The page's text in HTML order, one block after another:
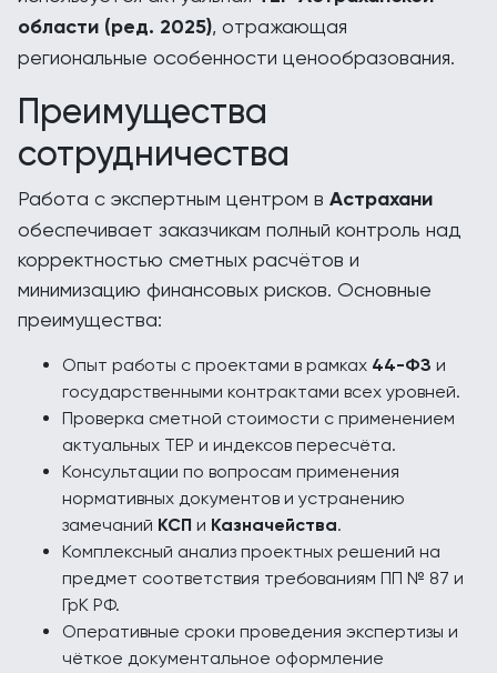
области (ред. 2025), отражающая
региональные особенности ценообразования.
Преимущества
сотрудничества
Работа с экспертным центром в Астрахани
обеспечивает заказчикам полный контроль над
корректностью сметных расчётов и
минимизацию финансовых рисков. Основные
преимущества:
Опыт работы с проектами в рамках 44-ФЗ и
государственными контрактами всех уровней.
Проверка сметной стоимости с применением
актуальных ТЕР и индексов пересчёта.
Консультации по вопросам применения
нормативных документов и устранению
замечаний КСП и Казначейства.
Комплексный анализ проектных решений на
предмет соответствия требованиям ПП № 87 и
ГрК РФ.
Оперативные сроки проведения экспертизы и
чёткое документальное оформление